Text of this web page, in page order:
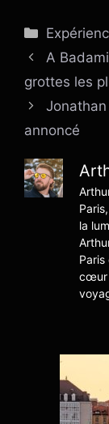
A
grottes les
Jonathan
annoncé
la
cœur